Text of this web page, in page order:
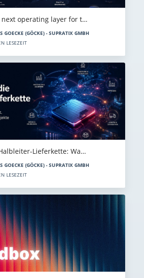
next operating layer for t…
GOECKE (GÖCKE) - SUPRATIX GMBH
LESEZEIT
Lieferkette: Wa…
GOECKE (GÖCKE) - SUPRATIX GMBH
LESEZEIT